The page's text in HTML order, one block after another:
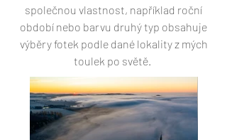
společnou vlastnost, například roční
období nebo barvu druhý typ obsahuje
výběry fotek podle dané lokality z mých
toulek po světě.